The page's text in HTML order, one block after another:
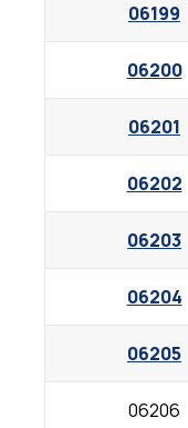
06199
06200
06201
06202
06203
06204
06205
06206